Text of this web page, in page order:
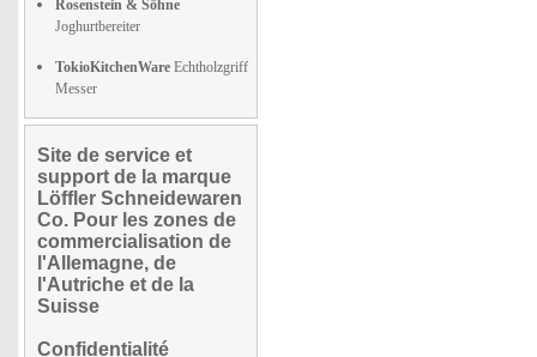
Rosenstein & Söhne
Joghurtbereiter
TokioKitchenWare Echtholzgriff
Messer
Site de service et
support de la marque
Löffler Schneidewaren
Co. Pour les zones de
commercialisation de
l'Allemagne, de
l'Autriche et de la
Suisse
Confidentialité